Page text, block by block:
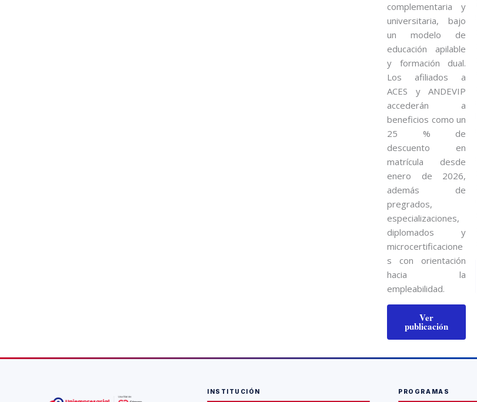
complementaria y
universitaria, bajo
un modelo de
educación apilable
y formación dual.
Los afiliados a
ACES y ANDEVIP
accederán a
beneficios como un
25 % de
descuento en
matrícula desde
enero de 2026,
además de
pregrados,
especializaciones,
diplomados y
microcertificacione
s con orientación
hacia la
empleabilidad.
Ver
publicación
INSTITUCIÓN PROGRAMAS